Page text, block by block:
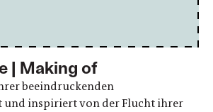
| Making of
beeindruckenden
inspiriert von der Flucht ihrer